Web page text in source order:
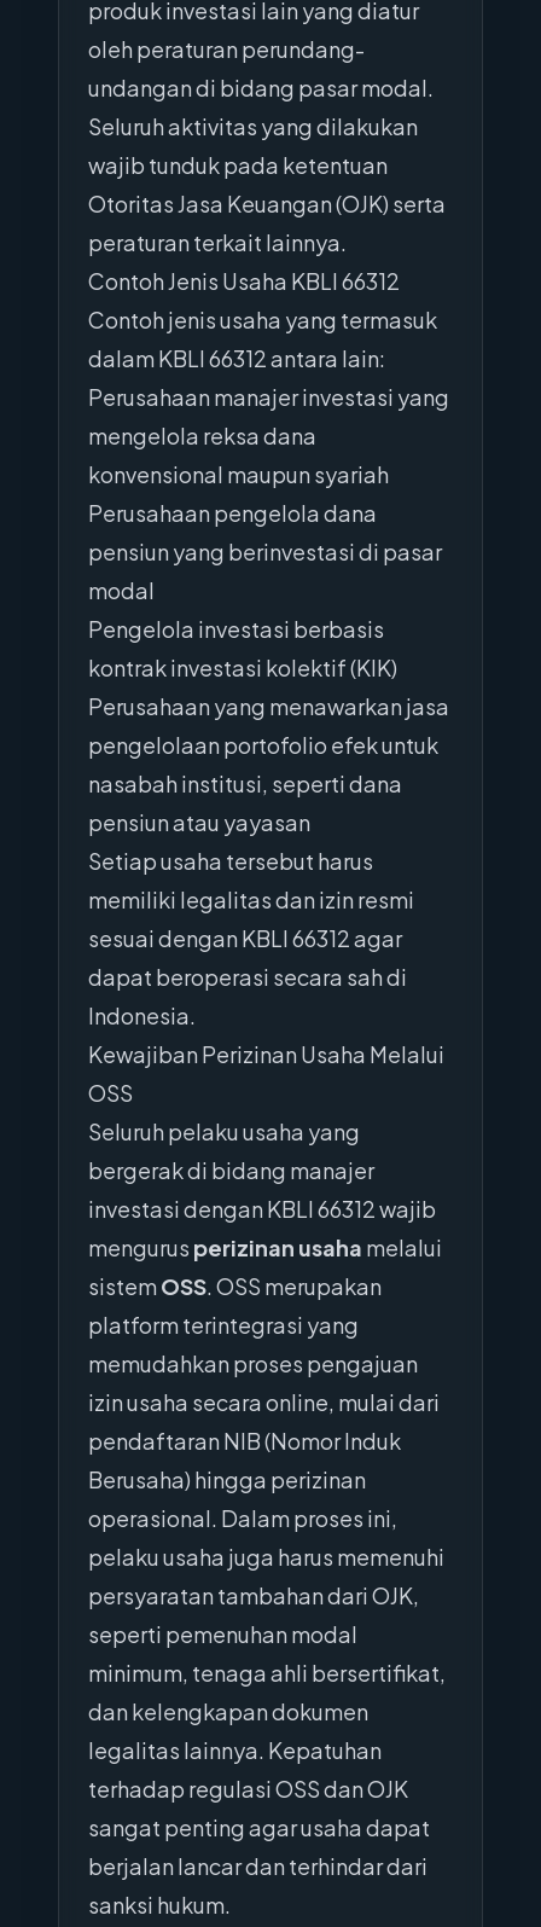
produk investasi lain yang diatur
oleh peraturan perundang-
undangan di bidang pasar modal.
Seluruh aktivitas yang dilakukan
wajib tunduk pada ketentuan
Otoritas Jasa Keuangan (OJK) serta
peraturan terkait lainnya.
Contoh Jenis Usaha KBLI 66312
Contoh jenis usaha yang termasuk
dalam KBLI 66312 antara lain:
Perusahaan manajer investasi yang
mengelola reksa dana
konvensional maupun syariah
Perusahaan pengelola dana
pensiun yang berinvestasi di pasar
modal
Pengelola investasi berbasis
kontrak investasi kolektif (KIK)
Perusahaan yang menawarkan jasa
pengelolaan portofolio efek untuk
nasabah institusi, seperti dana
pensiun atau yayasan
Setiap usaha tersebut harus
memiliki legalitas dan izin resmi
sesuai dengan KBLI 66312 agar
dapat beroperasi secara sah di
Indonesia.
Kewajiban Perizinan Usaha Melalui
OSS
Seluruh pelaku usaha yang
bergerak di bidang manajer
investasi dengan KBLI 66312 wajib
mengurus perizinan usaha melalui
sistem OSS. OSS merupakan
platform terintegrasi yang
memudahkan proses pengajuan
izin usaha secara online, mulai dari
pendaftaran NIB (Nomor Induk
Berusaha) hingga perizinan
operasional. Dalam proses ini,
pelaku usaha juga harus memenuhi
persyaratan tambahan dari OJK,
seperti pemenuhan modal
minimum, tenaga ahli bersertifikat,
dan kelengkapan dokumen
legalitas lainnya. Kepatuhan
terhadap regulasi OSS dan OJK
sangat penting agar usaha dapat
berjalan lancar dan terhindar dari
sanksi hukum.